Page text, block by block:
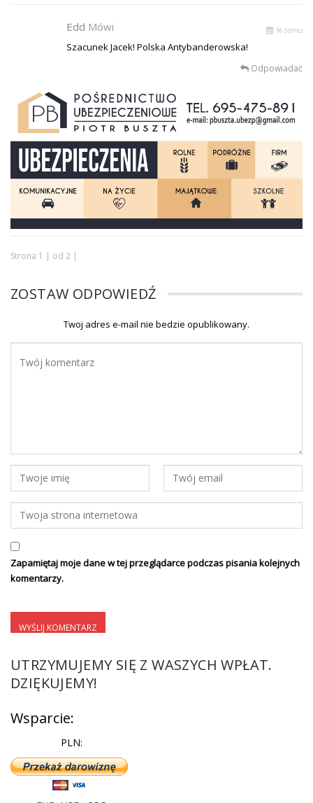
Edd Mówi % temu
Szacunek Jacek! Polska Antybanderowska!
Odpowiadać
Strona 1 | od 2 |
ZOSTAW ODPOWIEDŹ
Twoj adres e-mail nie bedzie opublikowany.
Zapamiętaj moje dane w tej przeglądarce podczas pisania kolejnych
komentarzy.
UTRZYMUJEMY SIĘ Z WASZYCH WPŁAT.
DZIĘKUJEMY!
Wsparcie:
PLN: